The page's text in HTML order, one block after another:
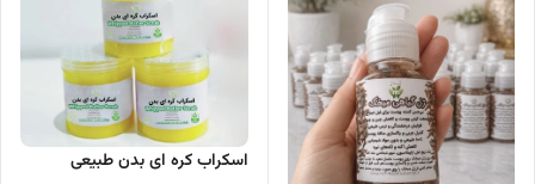
اسکراب کره ای بدن طبیعی